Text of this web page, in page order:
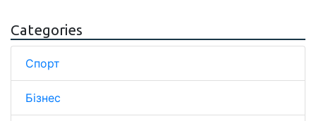
Categories
Спорт
Бізнес